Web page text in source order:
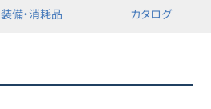
装備・消耗品 カタログ